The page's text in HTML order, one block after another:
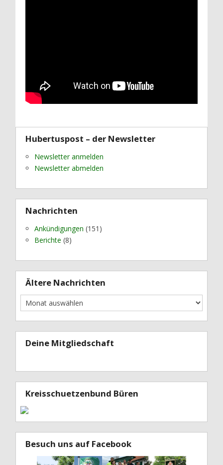
Hubertuspost – der Newsletter
Newsletter anmelden
Newsletter abmelden
Nachrichten
Ankündigungen (151)
Berichte (8)
Ältere Nachrichten
Deine Mitgliedschaft
Kreisschuetzenbund Büren
Besuch uns auf Facebook